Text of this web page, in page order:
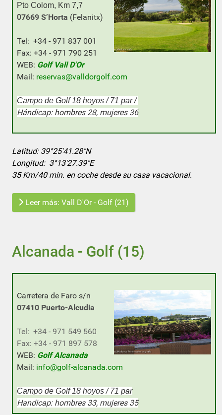
Pto Colom, Km 7,7
07669 S’Horta (Felanitx)
Tel: +34 - 971 837 001
Fax: +34 - 971 790 251
WEB: Golf Vall D'Or
Mail: reservas@valldorgolf.com
Campo de Golf 18 hoyos / 71 par /
Hándicap: hombres 28, mujeres 36
Latitud: 39°25'41.28"N
Longitud: 3°13'27.39"E
35 Km/40 min. en coche desde su casa vacacional.
Leer más: Vall D'Or - Golf (21)
Alcanada - Golf (15)
Carretera de Faro s/n
07410 Puerto-Alcudia
Tel: +34 - 971 549 560
Fax: +34 - 971 897 578
WEB: Golf Alcanada
Mail: info@golf-alcanada.com
Campo de Golf 18 hoyos / 71 par
Handicap: hombres 33, mujeres 35